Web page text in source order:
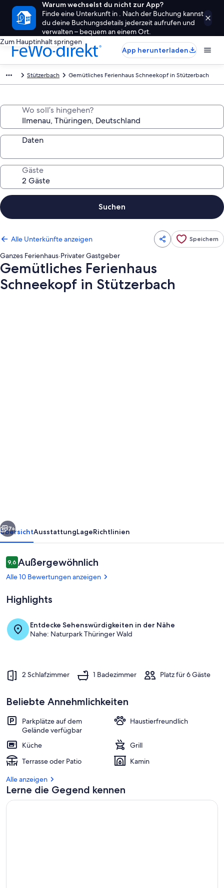
Warum wechselst du nicht zur App?
Finde eine Unterkunft in . Nach der Buchung kannst
du deine Buchungsdetails jederzeit aufrufen und
verwalten – bequem an einem Ort.
Zum Hauptinhalt springen
App herunterladen
Stützerbach Gemütliches Ferienhaus Schneekopf in Stützerbach
Wo soll’s hingehen?
Daten
Gäste
Suchen
Alle Unterkünfte anzeigen Speichern
Ganzes Ferienhaus·Privater Gastgeber
Gemütliches Ferienhaus
Schneekopf in Stützerbach
Unterkunftsgelände
Weiter
7+
ÜbersichtAusstattungLageRichtlinien
Bewertungen
9,69,6 von 10.
Außergewöhnlich
Alle 10 Bewertungen anzeigen
Highlights
Entdecke Sehenswürdigkeiten in der Nähe
Nahe: Naturpark Thüringer Wald
2 Schlafzimmer 1 Badezimmer Platz für 6 Gäste
Beliebte Annehmlichkeiten
Parkplätze auf dem
Gelände verfügbar
Haustierfreundlich
Küche
Grill
Terrasse oder Patio
Kamin
Alle anzeigen
Lerne die Gegend kennen